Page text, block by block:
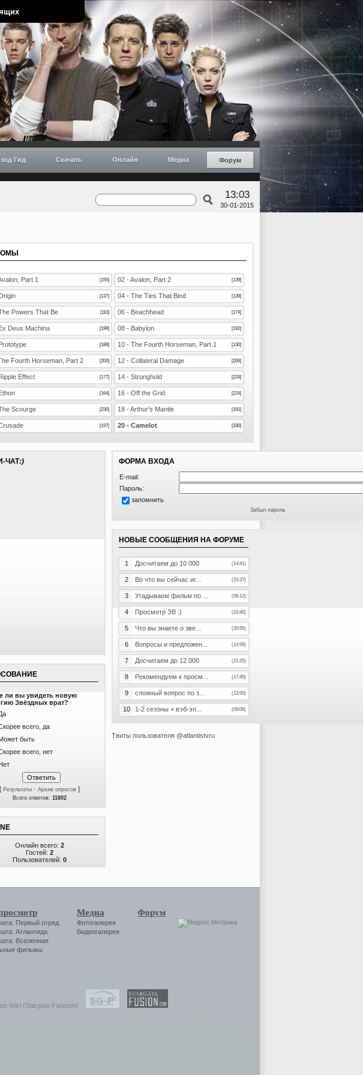
Гид Скачать Онлайн Медиа Форум
13:03
30-01-2015
Part 1 [155] 02 - Avalon, Part 2 [139]
[137] 04 - The Ties That Bind [139]
Powers That Be [110] 06 - Beachhead [174]
Deus Machina [199] 08 - Babylon [192]
[189] 10 - The Fourth Horseman, Part 1 [130]
Fourth Horseman, Part 2 [200] 12 - Collateral Damage [206]
Effect [177] 14 - Stronghold [224]
[164] 16 - Off the Grid [224]
Scourge [230] 18 - Arthur's Mantle [191]
[197] 20 - Camelot [330]
ЧАТ:)
ли вы увидеть новую
Звёздных врат?
всего, да
быть
всего, нет
[ Результаты · Архив опросов ]
Всего ответов: 11802
Онлайн всего: 2
Гостей: 2
Пользователей: 0
ФОРМА ВХОДА
E-mail:
Пароль:
запомнить
Забыл пароль
НОВЫЕ СООБЩЕНИЯ НА ФОРУМЕ
1 Досчитаем до 10 000 (14:41)
2 Во что вы сейчас иг... (23:37)
3 Угадываем фильм по ... (08:12)
4 Просмотр ЗВ :) (22:40)
5 Что вы знаете о зве... (20:55)
6 Вопросы и предложен... (14:59)
7 Досчитаем до 12 000 (21:25)
8 Рекомендуем к просм... (17:45)
9 сложный вопрос по з... (13:50)
10 1-2 сезоны + вэб-эп... (09:06)
Твиты пользователя @atlantistvru
Первый отряд
Атлантида
Вселенная
фильмы
Медиа
Фотогалерея
Видеогалерея
Форум